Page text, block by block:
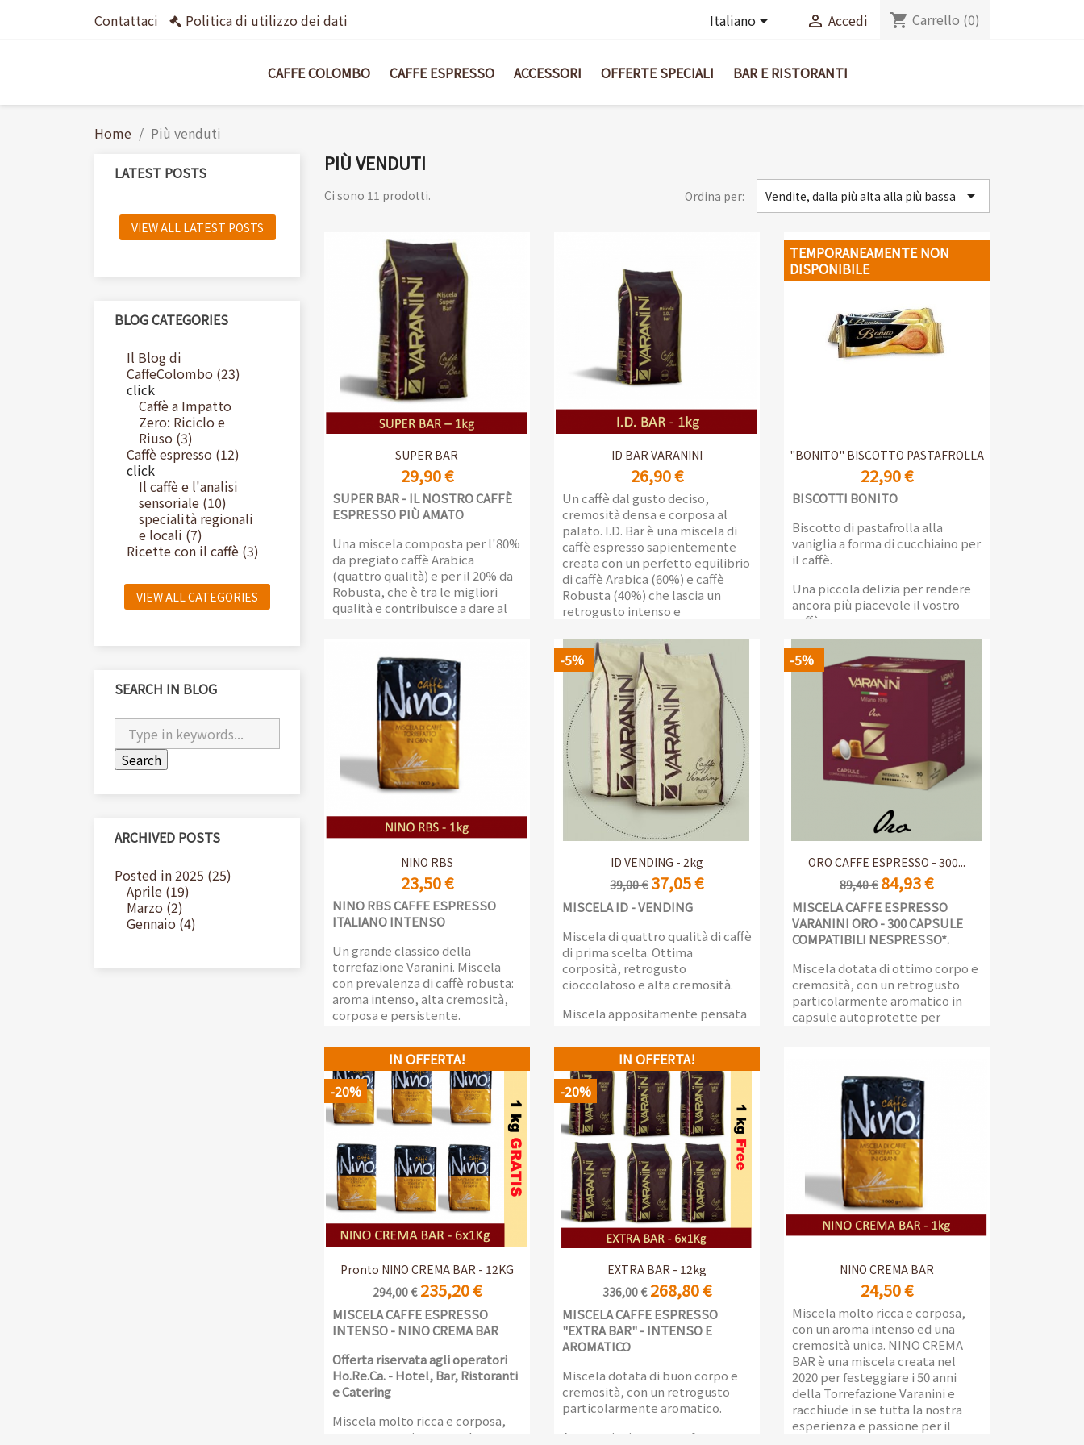
Contattaci Politica di utilizzo dei dati Italiano  Accedi shopping_cart Carrello (0)
CAFFE COLOMBO CAFFE ESPRESSO ACCESSORI OFFERTE SPECIALI BAR E RISTORANTI
Home Più venduti
LATEST POSTS
VIEW ALL LATEST POSTS
BLOG CATEGORIES
Il Blog di
CaffeColombo (23)
click
Caffè a Impatto
Zero: Riciclo e
Riuso (3)
Caffè espresso (12)
click
Il caffè e l'analisi
sensoriale (10)
specialità regionali
e locali (7)
Ricette con il caffè (3)
VIEW ALL CATEGORIES
SEARCH IN BLOG
ARCHIVED POSTS
Posted in 2025 (25)
Aprile (19)
Marzo (2)
Gennaio (4)
PIÙ VENDUTI
Ci sono 11 prodotti. Ordina per: Vendite, dalla più alta alla più bassa 
Anteprima
SUPER BAR
29,90 €
SUPER BAR - IL NOSTRO CAFFÈ
ESPRESSO PIÙ AMATO
Una miscela composta per l'80%
da pregiato caffè Arabica
(quattro qualità) e per il 20% da
Robusta, che è tra le migliori
qualità e contribuisce a dare al
protezione degli aromi
Anteprima
ID BAR VARANINI
26,90 €
Un caffè dal gusto deciso,
cremosità densa e corposa al
palato. I.D. Bar è una miscela di
caffè espresso sapientemente
creata con un perfetto equilibrio
di caffè Arabica (60%) e caffè
Robusta (40%) che lascia un
retrogusto intenso e
Confezione da 1kg con valvola
salva-aroma
Anteprima
"BONITO" BISCOTTO PASTAFROLLA
22,90 €
BISCOTTI BONITO
Biscotto di pastafrolla alla
vaniglia a forma di cucchiaino per
il caffè.
Una piccola delizia per rendere
ancora più piacevole il vostro
caffè.
Scatola da 300 biscotti
confezionati singolarmente
TEMPORANEAMENTE NON
DISPONIBILE
Anteprima
NINO RBS
23,50 €
NINO RBS CAFFE ESPRESSO
ITALIANO INTENSO
Un grande classico della
torrefazione Varanini. Miscela
con prevalenza di caffè robusta:
aroma intenso, alta cremosità,
corposa e persistente.
Confezione da 1kg
Anteprima
ID VENDING - 2kg
39,00 € 37,05 €
MISCELA ID - VENDING
Miscela di quattro qualità di caffè
di prima scelta. Ottima
corposità, retrogusto
cioccolatoso e alta cremosità.
Miscela appositamente pensata
per i distributori automatici per
proporre un un caffè di alta
2 Confezioni da 1kg
-5%
Anteprima
ORO CAFFE ESPRESSO - 300...
89,40 € 84,93 €
MISCELA CAFFE ESPRESSO
VARANINI ORO - 300 CAPSULE
COMPATIBILI NESPRESSO*.
Miscela dotata di ottimo corpo e
cremosità, con un retrogusto
particolarmente aromatico in
capsule autoprotette per
Oggi la qualità Varanini si può
gustare a casa, così come in
ufficio, grazie alla nuova linea di
caffè in capsule e cialde,
realizzate per ottenere il
massimo aroma ed il gusto unico
che contraddistingue il caffè
Varanini linea Bar.
6 confezioni da 50 capsule
-5%
Anteprima
Pronto NINO CREMA BAR - 12KG
294,00 € 235,20 €
MISCELA CAFFE ESPRESSO
INTENSO - NINO CREMA BAR
Offerta riservata agli operatori
Ho.Re.Ca. - Hotel, Bar, Ristoranti
e Catering
Miscela molto ricca e corposa,
con un aroma intenso ed una
IN OFFERTA!
-20%
Anteprima
EXTRA BAR - 12kg
336,00 € 268,80 €
MISCELA CAFFE ESPRESSO
"EXTRA BAR" - INTENSO E
AROMATICO
Miscela dotata di buon corpo e
cremosità, con un retrogusto
particolarmente aromatico.
Aspetto invitante, profumo
IN OFFERTA!
-20%
Anteprima
NINO CREMA BAR
24,50 €
Miscela molto ricca e corposa,
con un aroma intenso ed una
cremosità unica. NINO CREMA
BAR è una miscela creata nel
2020 per festeggiare i 50 anni
della Torrefazione Varanini e
racchiude in se tutta la nostra
esperienza e passione per il